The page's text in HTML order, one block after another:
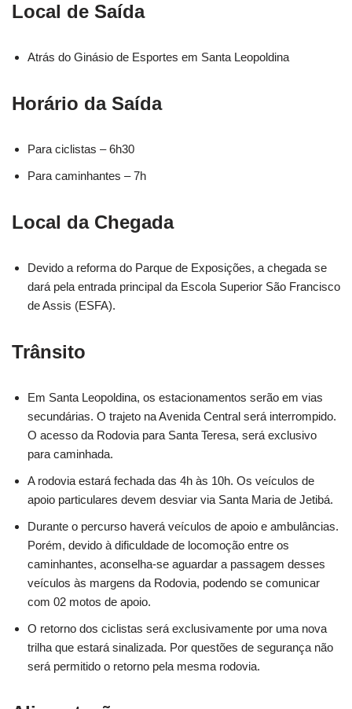
Local de Saída
Atrás do Ginásio de Esportes em Santa Leopoldina
Horário da Saída
Para ciclistas – 6h30
Para caminhantes – 7h
Local da Chegada
Devido a reforma do Parque de Exposições, a chegada se
dará pela entrada principal da Escola Superior São Francisco
de Assis (ESFA).
Trânsito
Em Santa Leopoldina, os estacionamentos serão em vias
secundárias. O trajeto na Avenida Central será interrompido.
O acesso da Rodovia para Santa Teresa, será exclusivo
para caminhada.
A rodovia estará fechada das 4h às 10h. Os veículos de
apoio particulares devem desviar via Santa Maria de Jetibá.
Durante o percurso haverá veículos de apoio e ambulâncias.
Porém, devido à dificuldade de locomoção entre os
caminhantes, aconselha-se aguardar a passagem desses
veículos às margens da Rodovia, podendo se comunicar
com 02 motos de apoio.
O retorno dos ciclistas será exclusivamente por uma nova
trilha que estará sinalizada. Por questões de segurança não
será permitido o retorno pela mesma rodovia.